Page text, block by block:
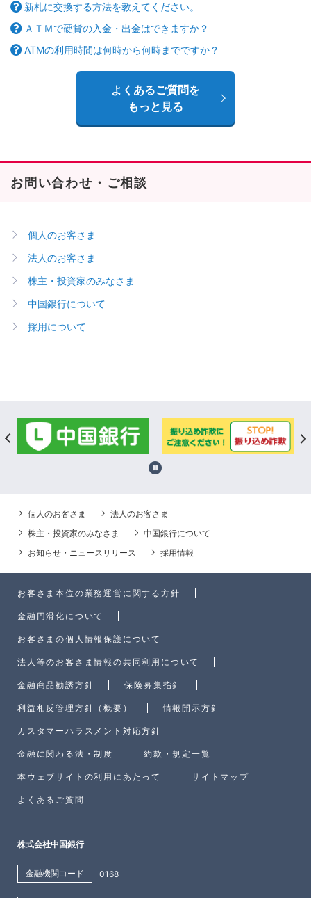
新札に交換する方法を教えてください。
ＡＴＭで硬貨の入金・出金はできますか？
ATMの利用時間は何時から何時までですか？
よくあるご質問を
もっと見る
お問い合わせ・ご相談
個人のお客さま
法人のお客さま
株主・投資家のみなさま
中国銀行について
採用について
個人のお客さま
法人のお客さま
株主・投資家のみなさま
中国銀行について
お知らせ・ニュースリリース
採用情報
お客さま本位の業務運営に関する方針
金融円滑化について
お客さまの個人情報保護について
法人等のお客さま情報の共同利用について
金融商品勧誘方針 保険募集指針
利益相反管理方針（概要） 情報開示方針
カスタマーハラスメント対応方針
金融に関わる法・制度 約款・規定一覧
本ウェブサイトの利用にあたって サイトマップ
よくあるご質問
株式会社中国銀行
金融機関コード 0168